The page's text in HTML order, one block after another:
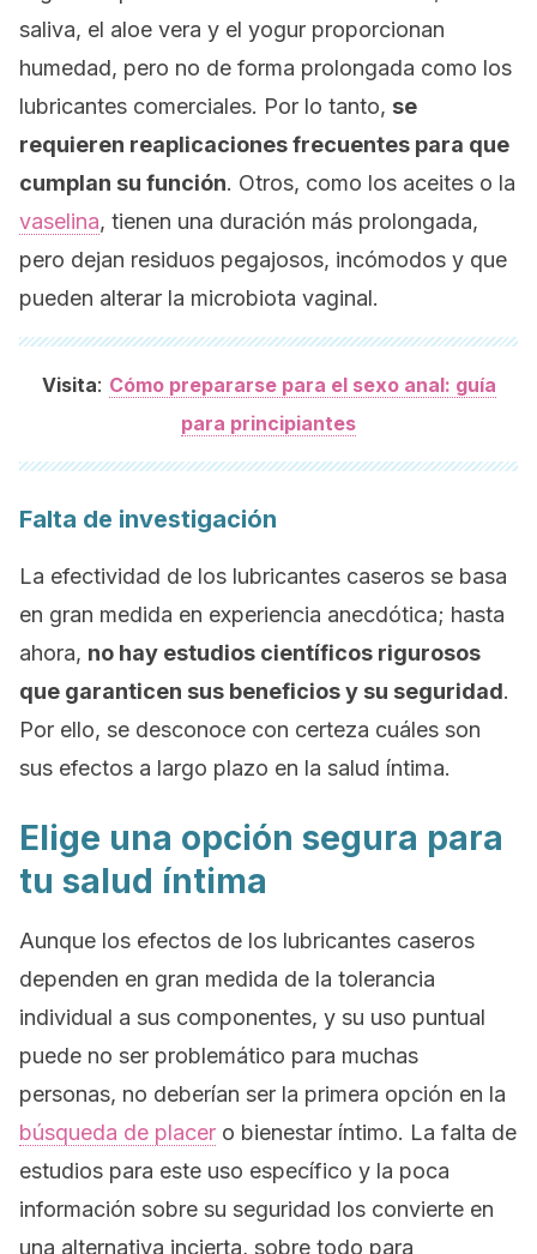
saliva, el aloe vera y el yogur proporcionan
humedad, pero no de forma prolongada como los
lubricantes comerciales. Por lo tanto, se
requieren reaplicaciones frecuentes para que
cumplan su función. Otros, como los aceites o la
vaselina, tienen una duración más prolongada,
pero dejan residuos pegajosos, incómodos y que
pueden alterar la microbiota vaginal.
Visita: Cómo prepararse para el sexo anal: guía
para principiantes
Falta de investigación
La efectividad de los lubricantes caseros se basa
en gran medida en experiencia anecdótica; hasta
ahora, no hay estudios científicos rigurosos
que garanticen sus beneficios y su seguridad.
Por ello, se desconoce con certeza cuáles son
sus efectos a largo plazo en la salud íntima.
Elige una opción segura para
tu salud íntima
Aunque los efectos de los lubricantes caseros
dependen en gran medida de la tolerancia
individual a sus componentes, y su uso puntual
puede no ser problemático para muchas
personas, no deberían ser la primera opción en la
búsqueda de placer o bienestar íntimo. La falta de
estudios para este uso específico y la poca
información sobre su seguridad los convierte en
una alternativa incierta, sobre todo para